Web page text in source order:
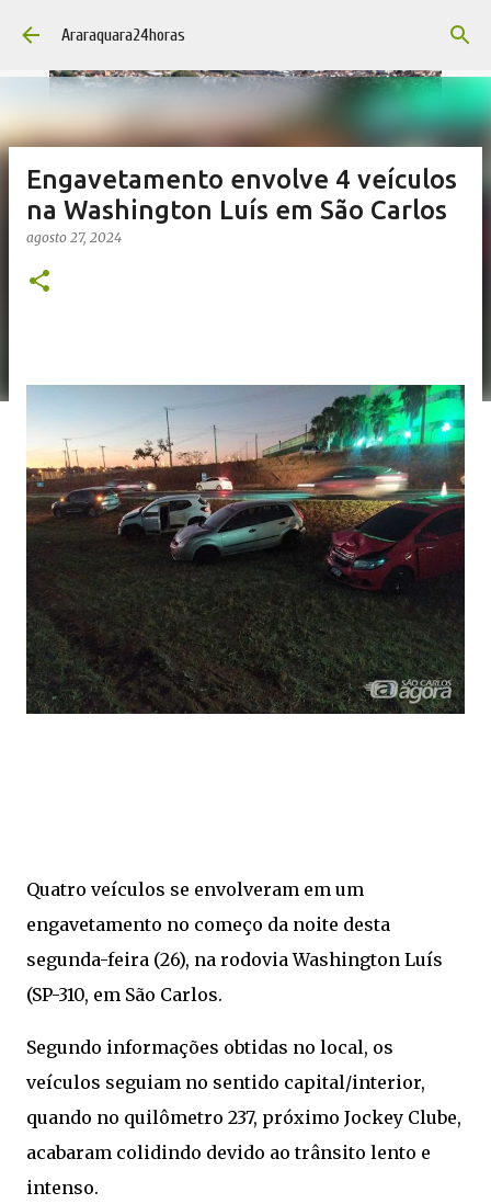
Pular para o conteúdo principal
Araraquara24horas
Engavetamento envolve 4 veículos
na Washington Luís em São Carlos
agosto 27, 2024
Quatro veículos se envolveram em um
engavetamento no começo da noite desta
segunda-feira (26), na rodovia Washington Luís
(SP-310, em São Carlos.
Segundo informações obtidas no local, os
veículos seguiam no sentido capital/interior,
quando no quilômetro 237, próximo Jockey Clube,
acabaram colidindo devido ao trânsito lento e
intenso.